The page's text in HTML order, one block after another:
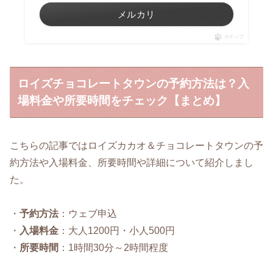
メルカリ
ポチップ
ロイズチョコレートタウンの予約方法は？入
場料金や所要時間をチェック【まとめ】
こちらの記事ではロイズカカオ＆チョコレートタウンの予
約方法や入場料金、所要時間や詳細について紹介しまし
た。
・ 予約方法 ：ウェブ申込
・ 入場料金 ：大人1200円・小人500円
・ 所要時間 ：1時間30分～2時間程度